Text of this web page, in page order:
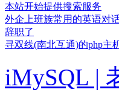
本站开始提供搜索服务
外企上班族常用的英语对
辞职了
寻双线(南北互通)的php主
iMySQL |